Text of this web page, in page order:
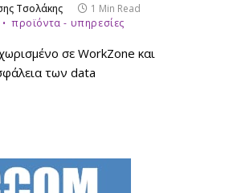
Τσολάκης
1 Min Read
προϊόντα - υπηρεσίες
σε WorkZone και
των data